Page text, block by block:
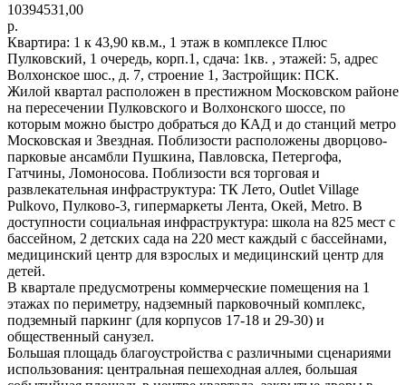
10394531,00
р.
Квартира: 1 к 43,90 кв.м., 1 этаж в комплексе Плюс
Пулковский, 1 очередь, корп.1, сдача: 1кв. , этажей: 5, адрес
Волхонское шос., д. 7, строение 1, Застройщик: ПСК.
Жилой квартал расположен в престижном Московском районе
на пересечении Пулковского и Волхонского шоссе, по
которым можно быстро добраться до КАД и до станций метро
Московская и Звездная. Поблизости расположены дворцово-
парковые ансамбли Пушкина, Павловска, Петергофа,
Гатчины, Ломоносова. Поблизости вся торговая и
развлекательная инфраструктура: ТК Лето, Outlet Village
Pulkovo, Пулково-3, гипермаркеты Лента, Окей, Metro. В
доступности социальная инфраструктура: школа на 825 мест с
бассейном, 2 детских сада на 220 мест каждый с бассейнами,
медицинский центр для взрослых и медицинский центр для
детей.
В квартале предусмотрены коммерческие помещения на 1
этажах по периметру, надземный парковочный комплекс,
подземный паркинг (для корпусов 17-18 и 29-30) и
общественный санузел.
Большая площадь благоустройства с различными сценариями
использования: центральная пешеходная аллея, большая